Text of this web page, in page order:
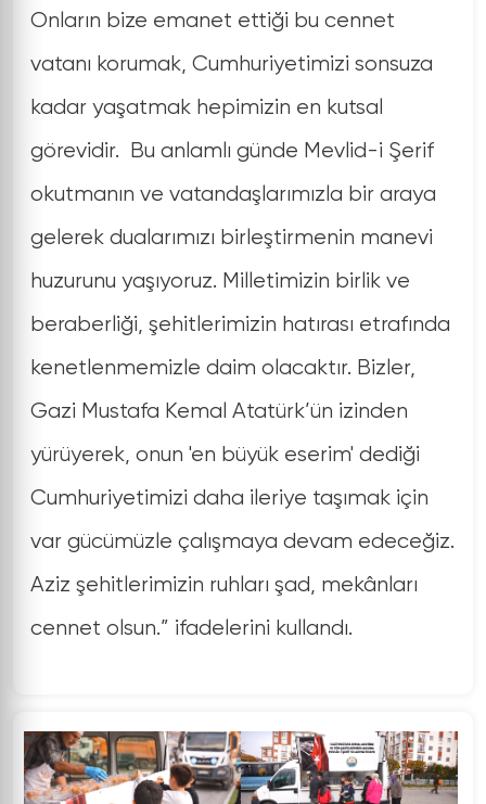
Onların bize emanet ettiği bu cennet
vatanı korumak, Cumhuriyetimizi sonsuza
kadar yaşatmak hepimizin en kutsal
görevidir. Bu anlamlı günde Mevlid-i Şerif
okutmanın ve vatandaşlarımızla bir araya
gelerek dualarımızı birleştirmenin manevi
huzurunu yaşıyoruz. Milletimizin birlik ve
beraberliği, şehitlerimizin hatırası etrafında
kenetlenmemizle daim olacaktır. Bizler,
Gazi Mustafa Kemal Atatürk’ün izinden
yürüyerek, onun 'en büyük eserim' dediği
Cumhuriyetimizi daha ileriye taşımak için
var gücümüzle çalışmaya devam edeceğiz.
Aziz şehitlerimizin ruhları şad, mekânları
cennet olsun.” ifadelerini kullandı.